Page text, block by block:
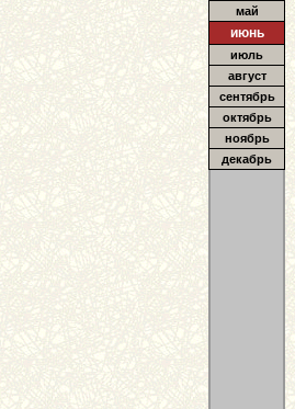
май
июнь
июль
август
сентябрь
октябрь
ноябрь
декабрь